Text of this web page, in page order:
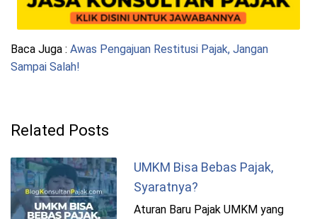
Baca Juga : Awas Pengajuan Restitusi Pajak, Jangan
Sampai Salah!
Related Posts
UMKM Bisa Bebas Pajak,
Syaratnya?
Aturan Baru Pajak UMKM yang